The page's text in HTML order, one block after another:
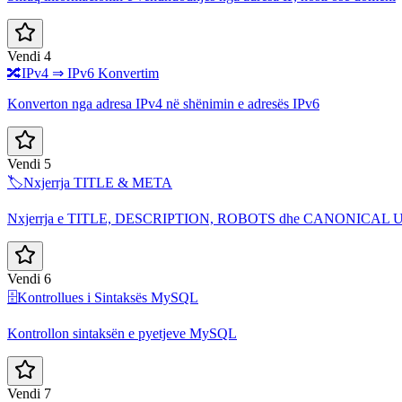
Vendi 4
🔀IPv4 ⇒ IPv6 Konvertim
Konverton nga adresa IPv4 në shënimin e adresës IPv6
Vendi 5
🏷️Nxjerrja TITLE & META
Nxjerrja e TITLE, DESCRIPTION, ROBOTS dhe CANONICAL
Vendi 6
🗄️Kontrollues i Sintaksës MySQL
Kontrollon sintaksën e pyetjeve MySQL
Vendi 7